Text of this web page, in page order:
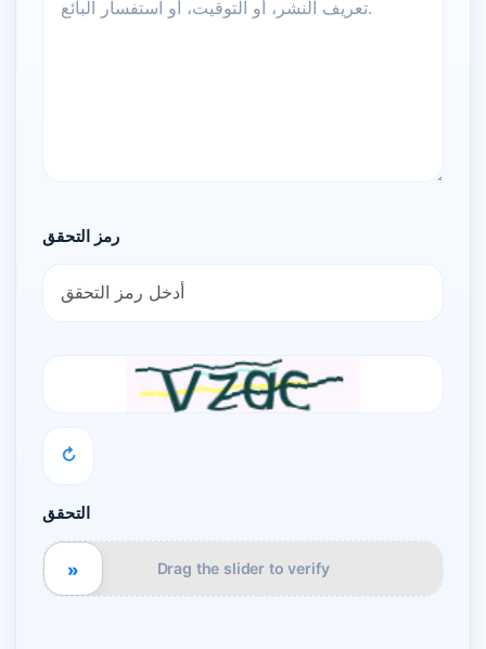
رمز التحقق
↻
التحقق
Drag the slider to verify
»